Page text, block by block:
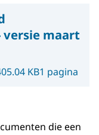
versie maart
KB1 pagina
die een